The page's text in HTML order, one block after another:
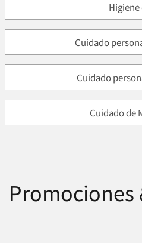
Higiene
Cuidado
Cuidado
Cuidado de
Promociones